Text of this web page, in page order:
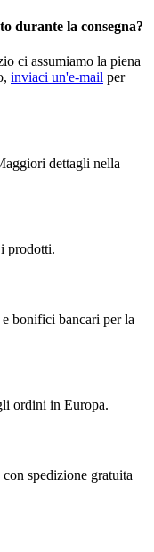
durante la consegna?
ci assumiamo la piena
inviaci un'e-mail per
dettagli nella
prodotti.
bonifici bancari per la
ordini in Europa.
spedizione gratuita